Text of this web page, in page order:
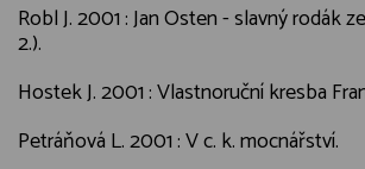
Robl J. 2001 : Jan Osten - slavný rodák
2.).
Hostek J. 2001 : Vlastnoruční kresba
Petráňová L. 2001 : V c. k. mocnářství.